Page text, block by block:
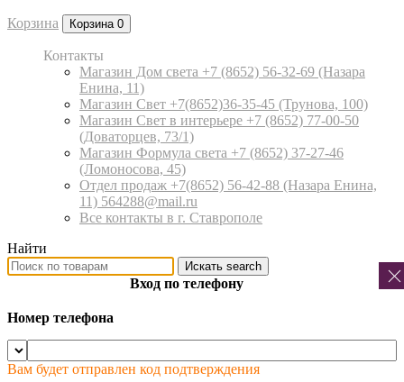
Корзина Корзина 0
Контакты
Магазин Дом света +7 (8652) 56-32-69 (Назара
Енина, 11)
Магазин Свет +7(8652)36-35-45 (Трунова, 100)
Магазин Свет в интерьере +7 (8652) 77-00-50
(Доваторцев, 73/1)
Магазин Формула света +7 (8652) 37-27-46
(Ломоносова, 45)
Отдел продаж +7(8652) 56-42-88 (Назара Енина,
11) 564288@mail.ru
Все контакты в г. Ставрополе
Найти
Искать search
Вход по телефону
Номер телефона
Вам будет отправлен код подтверждения